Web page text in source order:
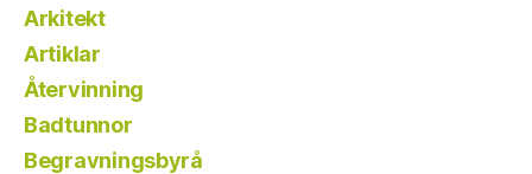
Arkitekt
Artiklar
Återvinning
Badtunnor
Begravningsbyrå